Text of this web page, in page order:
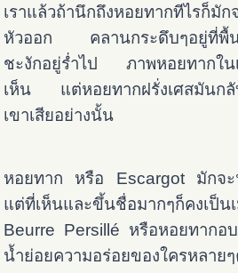
เราแล้วถ้านึกถึงหอยทากทีไรก็มั
หัวออก คลานกระดึบๆอยู่ที่พื้น
ชะงักอยู่ร่ำไป ภาพหอยทากใน
เห็น แต่หอยทากฝรั่งเศสมันกลั
เขาเสียอย่างนั้น
หอยทาก หรือ Escargot มักจะ
แต่ที่เห็นและขึ้นชื่อมากๆก็คงเ
Beurre Persillé หรือหอยทากอ
น้ำย่อยความอร่อยของใครหลาย